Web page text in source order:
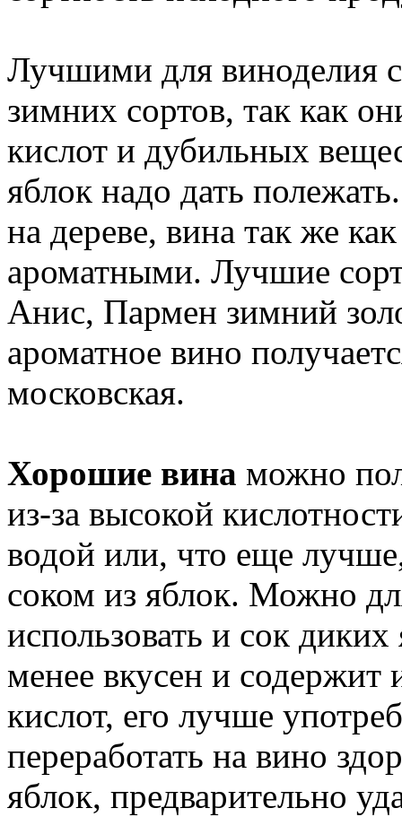
Лучшими для виноделия
зимних сортов, так как
кислот и дубильных
яблок надо дать
на дереве, вина так же
ароматными. Лучшие
Анис, Пармен зимний
ароматное вино
московская.
Хорошие вина можно
из-за высокой
водой или, что еще
соком из яблок. Можно
использовать и сок
менее вкусен и
кислот, его лучше
переработать на вино
яблок, предварительно